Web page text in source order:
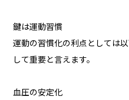
鍵は運動習慣
運動の習慣化の利点としては
して重要と言えます。
血圧の安定化